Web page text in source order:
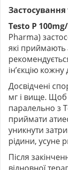
Testo P
Pharma)
які
ін’єкцію кожну
Досвідчені
мг і вище. Щоб
паралельно з
приймати
уникнути
рідини, усуне
Після